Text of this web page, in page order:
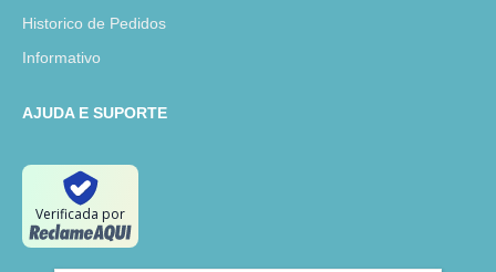
Historico de Pedidos
Informativo
AJUDA E SUPORTE
Verificada por